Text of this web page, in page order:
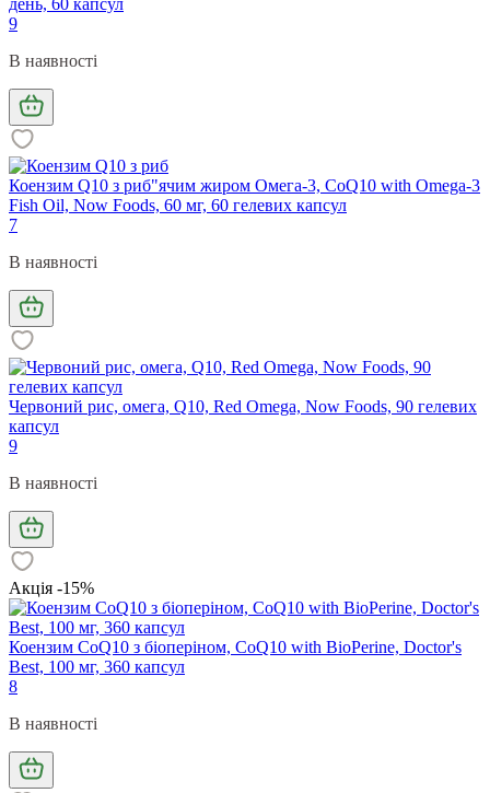
9
В наявності
Коензим Q10 з риб"ячим жиром Омега-3, CoQ10 with Omega-3
Fish Oil, Now Foods, 60 мг, 60 гелевих капсул
7
В наявності
Червоний рис, омега, Q10, Red Omega, Now Foods, 90 гелевих
капсул
9
В наявності
Акція -15%
Коензим CoQ10 з біоперіном, CoQ10 with BioPerine, Doctor's
Best, 100 мг, 360 капсул
8
В наявності